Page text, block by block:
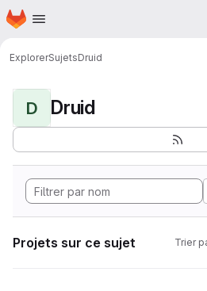
Passer au contenu principal
Page d'accueil
ExplorerSujetsDruid
D Druid
Projets sur ce sujet Trier